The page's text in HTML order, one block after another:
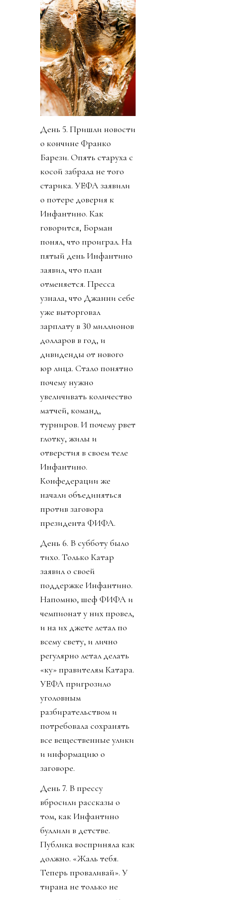
День 5. Пришли новости
о кончине Франко
Барези. Опять старуха с
косой забрала не того
старика. УЕФА заявили
о потере доверия к
Инфантино. Как
говорится, Борман
понял, что проиграл. На
пятый день Инфантино
заявил, что план
отменяется. Пресса
узнала, что Джанни себе
уже выторговал
зарплату в 30 миллионов
долларов в год, и
дивиденды от нового
юр лица. Стало понятно
почему нужно
увеличивать количество
матчей, команд,
турниров. И почему рвет
глотку, жилы и
отверстия в своем теле
Инфантино.
Конфедерации же
начали объединяться
против заговора
президента ФИФА.
День 6. В субботу было
тихо. Только Катар
заявил о своей
поддержке Инфантино.
Напомню, шеф ФИФА и
чемпионат у них провел,
и на их джете летал по
всему свету, и лично
регулярно летал делать
«ку» правителям Катара.
УЕФА пригрозило
уголовным
разбирательством и
потребовала сохранять
все вещественные улики
и информацию о
заговоре.
День 7. В прессу
вбросили рассказы о
том, как Инфантино
буллили в детстве.
Публика восприняла как
должно. «Жаль тебя.
Теперь проваливай». У
тирана не только не